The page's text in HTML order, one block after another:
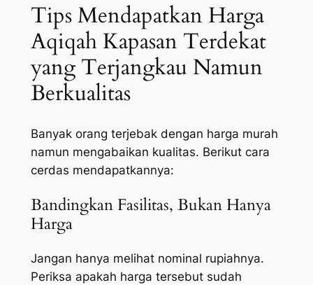
Tips Mendapatkan Harga
Aqiqah Kapasan Terdekat
yang Terjangkau Namun
Berkualitas
Banyak orang terjebak dengan harga murah
namun mengabaikan kualitas. Berikut cara
cerdas mendapatkannya:
Bandingkan Fasilitas, Bukan Hanya
Harga
Jangan hanya melihat nominal rupiahnya.
Periksa apakah harga tersebut sudah